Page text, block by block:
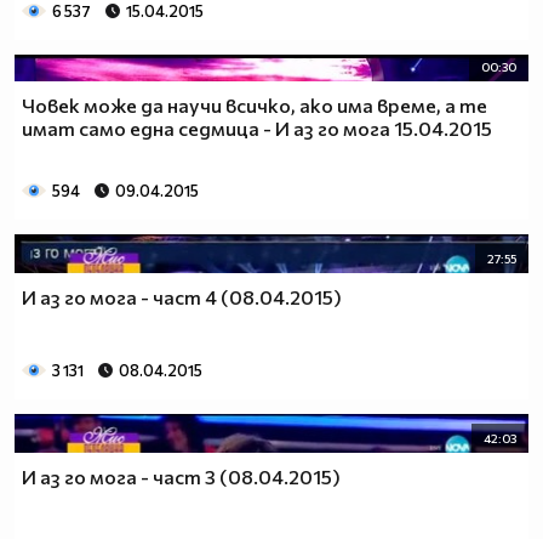
6 537 15.04.2015
00:30
Човек може да научи всичко, ако има време, а те
имат само една седмица - И аз го мога 15.04.2015
594 09.04.2015
27:55
И аз го мога - част 4 (08.04.2015)
3 131 08.04.2015
42:03
И аз го мога - част 3 (08.04.2015)